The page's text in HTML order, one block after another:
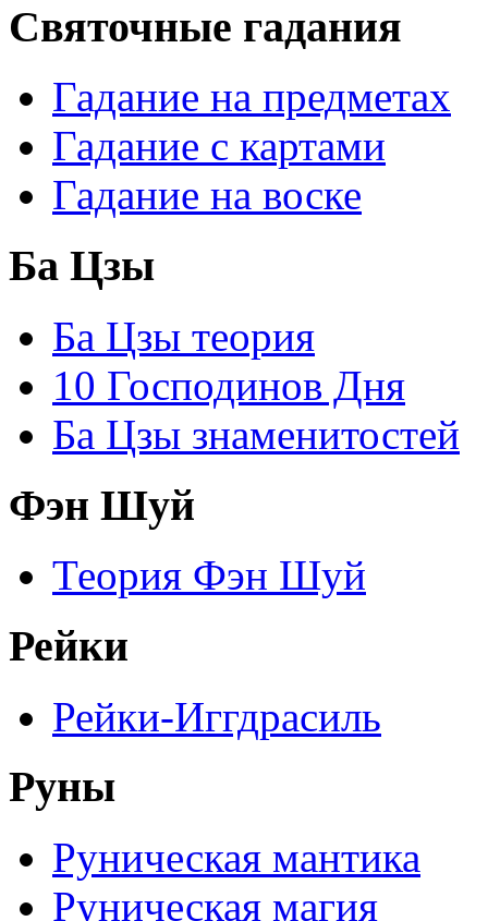
Святочные гадания
Гадание на предметах
Гадание с картами
Гадание на воске
Ба Цзы
Ба Цзы теория
10 Господинов Дня
Ба Цзы знаменитостей
Фэн Шуй
Теория Фэн Шуй
Рейки
Рейки-Иггдрасиль
Руны
Руническая мантика
Руническая магия